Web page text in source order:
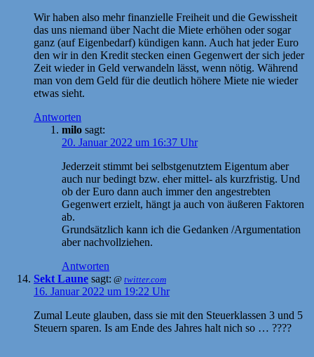
Wir haben also mehr finanzielle Freiheit und die Gewissheit
das uns niemand über Nacht die Miete erhöhen oder sogar
ganz (auf Eigenbedarf) kündigen kann. Auch hat jeder Euro
den wir in den Kredit stecken einen Gegenwert der sich jeder
Zeit wieder in Geld verwandeln lässt, wenn nötig. Während
man von dem Geld für die deutlich höhere Miete nie wieder
etwas sieht.
Antworten
milo sagt:
20. Januar 2022 um 16:37 Uhr
Jederzeit stimmt bei selbstgenutztem Eigentum aber
auch nur bedingt bzw. eher mittel- als kurzfristig. Und
ob der Euro dann auch immer den angestrebten
Gegenwert erzielt, hängt ja auch von äußeren Faktoren
ab.
Grundsätzlich kann ich die Gedanken /Argumentation
aber nachvollziehen.
Antworten
Sekt Laune sagt: @ twitter.com
16. Januar 2022 um 19:22 Uhr
Zumal Leute glauben, dass sie mit den Steuerklassen 3 und 5
Steuern sparen. Is am Ende des Jahres halt nich so … ????